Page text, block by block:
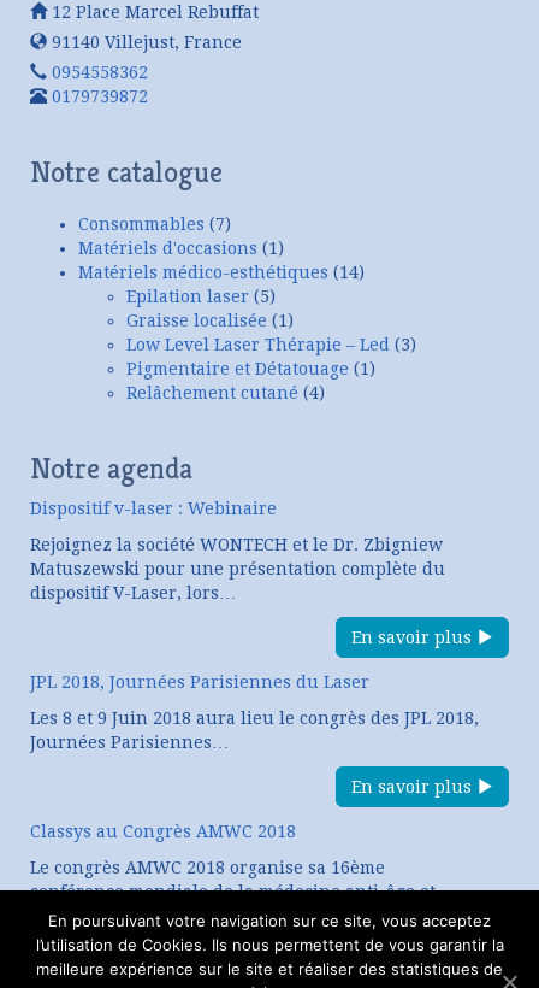
12 Place Marcel Rebuffat
91140 Villejust, France
0954558362
0179739872
Notre catalogue
Consommables (7)
Matériels d'occasions (1)
Matériels médico-esthétiques (14)
Epilation laser (5)
Graisse localisée (1)
Low Level Laser Thérapie – Led (3)
Pigmentaire et Détatouage (1)
Relâchement cutané (4)
Notre agenda
Dispositif v-laser : Webinaire
Rejoignez la société WONTECH et le Dr. Zbigniew
Matuszewski pour une présentation complète du
dispositif V-Laser, lors…
En savoir plus
JPL 2018, Journées Parisiennes du Laser
Les 8 et 9 Juin 2018 aura lieu le congrès des JPL 2018,
Journées Parisiennes…
En savoir plus
Classys au Congrès AMWC 2018
Le congrès AMWC 2018 organise sa 16ème
conférence mondiale de la médecine anti-âge et
esthétique. CLASSYS, expert…
En savoir plus
En poursuivant votre navigation sur ce site, vous acceptez
l’utilisation de Cookies. Ils nous permettent de vous garantir la
meilleure expérience sur le site et réaliser des statistiques de